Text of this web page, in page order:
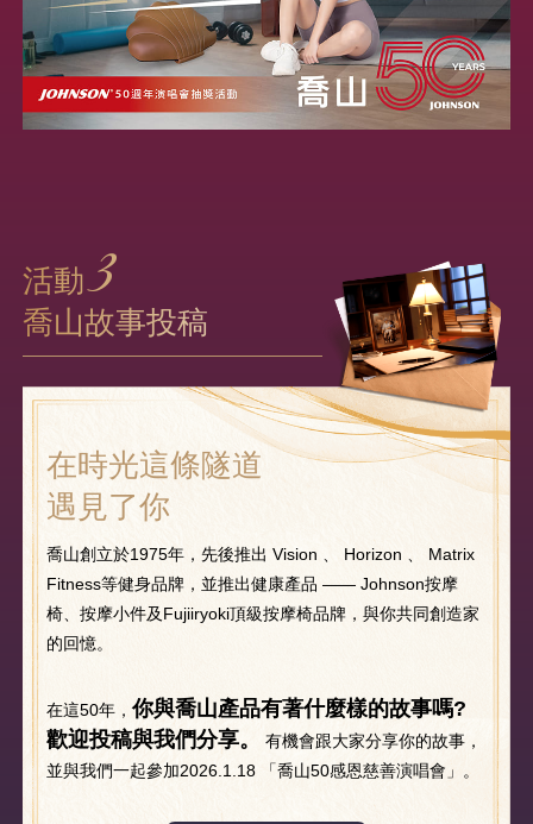
活動 3
喬山故事投稿
在時光這條隧道
遇見了你
喬山創立於1975年，先後推出 Vision 、 Horizo​​n 、 Matrix
Fitness等健身品牌，並推出健康產品 —— Johnson按摩
椅、按摩小件及Fujiiryoki頂級按摩椅品牌，與你共同創造家
的回憶。
在這50年，你與喬山產品有著什麼樣的故事嗎?
歡迎投稿與我們分享。
有機會跟大家分享你的故事，
並與我們一起參加2026.1.18 「喬山50感恩慈善演唱會」。